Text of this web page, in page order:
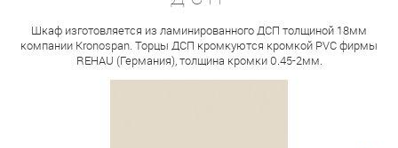
Шкаф изготовляется из ламинированного ДСП толщиной 18мм
компании Kronospan. Торцы ДСП кромкуются кромкой PVC фирмы
REHAU (Германия), толщина кромки 0.45-2мм.